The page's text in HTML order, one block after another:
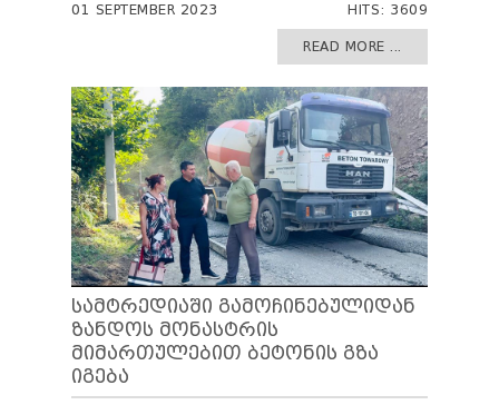
01 SEPTEMBER 2023 HITS: 3609
READ MORE ...
ᲡᲐᲛᲢᲠᲔᲓᲘᲐᲨᲘ ᲒᲐᲛᲝᲩᲘᲜᲔᲑᲣᲚᲘᲓᲐᲜ
ᲖᲐᲜᲓᲝᲡ ᲛᲝᲜᲐᲡᲢᲠᲘᲡ
ᲛᲘᲛᲐᲠᲗᲣᲚᲔᲑᲘᲗ ᲑᲔᲢᲝᲜᲘᲡ ᲒᲖᲐ
ᲘᲒᲔᲑᲐ